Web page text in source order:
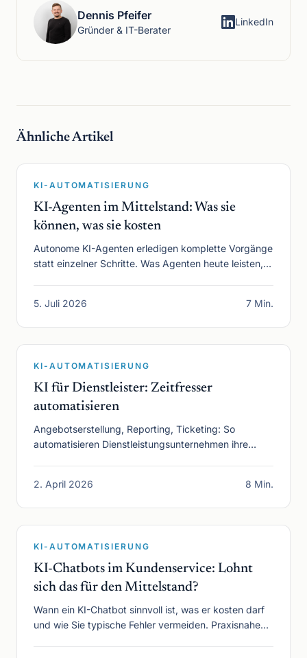
Dennis Pfeifer
Gründer & IT-Berater
LinkedIn
Ähnliche Artikel
KI-AUTOMATISIERUNG
KI-Agenten im Mittelstand: Was sie
können, was sie kosten
Autonome KI-Agenten erledigen komplette Vorgänge
statt einzelner Schritte. Was Agenten heute leisten,
5. Juli 2026 7 Min.
KI-AUTOMATISIERUNG
KI für Dienstleister: Zeitfresser
automatisieren
Angebotserstellung, Reporting, Ticketing: So
automatisieren Dienstleistungsunternehmen ihre
2. April 2026 8 Min.
KI-AUTOMATISIERUNG
KI-Chatbots im Kundenservice: Lohnt
sich das für den Mittelstand?
Wann ein KI-Chatbot sinnvoll ist, was er kosten darf
und wie Sie typische Fehler vermeiden. Praxisnahe